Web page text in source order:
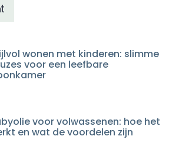
wonen met kinderen: slimme
voor een leefbare
voor volwassenen: hoe het
en wat de voordelen zijn